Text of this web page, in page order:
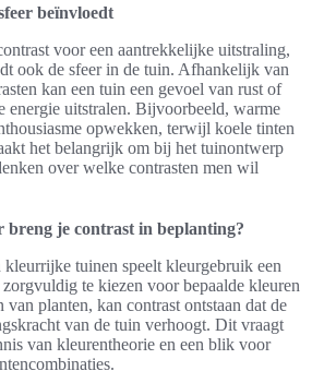
beïnvloedt
voor een aantrekkelijke uitstraling,
ook de sfeer in de tuin. Afhankelijk van
kan een tuin een gevoel van rust of
energie uitstralen. Bijvoorbeeld, warme
opwekken, terwijl koele tinten
het belangrijk om bij het tuinontwerp
over welke contrasten men wil
breng je contrast in beplanting?
kleurrijke tuinen speelt kleurgebruik een
te kiezen voor bepaalde kleuren
van planten, kan contrast ontstaan dat de
van de tuin verhoogt. Dit vraagt
van kleurentheorie en een blik voor